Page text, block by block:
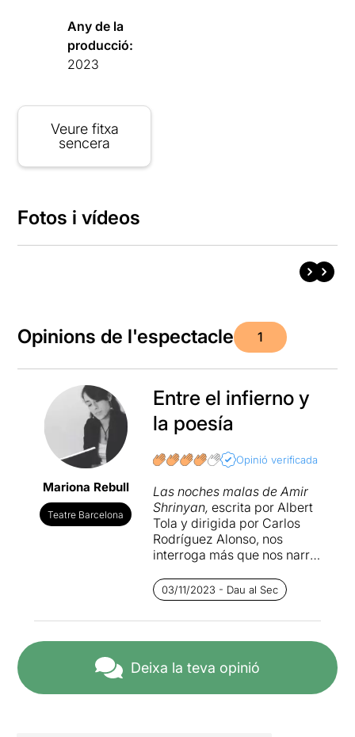
Any de la
producció:
2023
Veure fitxa
sencera
Fotos i vídeos
Opinions de l'espectacle 1
Mariona Rebull
Teatre Barcelona
Entre el infierno y
la poesía
Opinió verificada
Las noches malas de Amir
Shrinyan, escrita por Albert
Tola y dirigida por Carlos
Rodríguez Alonso, nos
interroga más que nos narra:
llega de Irán pidiendo asilo
por ser homosexual? El
espectador deberá
protagonista (Tomas
Rodado, de ascendencia
palestina) en un cúmulo de
03/11/2023 - Dau al Sec
Deixa la teva opinió